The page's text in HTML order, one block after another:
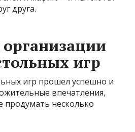
друга.
игр
игр прошел успешно и
впечатления,
продумать несколько